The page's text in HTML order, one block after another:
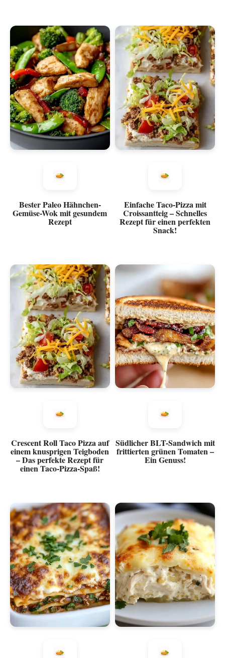
Bester Paleo Hähnchen-
Gemüse-Wok mit gesundem
Rezept
Einfache Taco-Pizza mit
Croissantteig – Schnelles
Rezept für einen perfekten
Snack!
Crescent Roll Taco Pizza auf
einem knusprigen Teigboden
– Das perfekte Rezept für
einen Taco-Pizza-Spaß!
Südlicher BLT-Sandwich mit
frittierten grünen Tomaten –
Ein Genuss!